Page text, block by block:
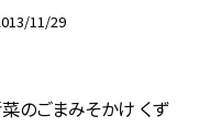
11/29
のごまみそかけ くず